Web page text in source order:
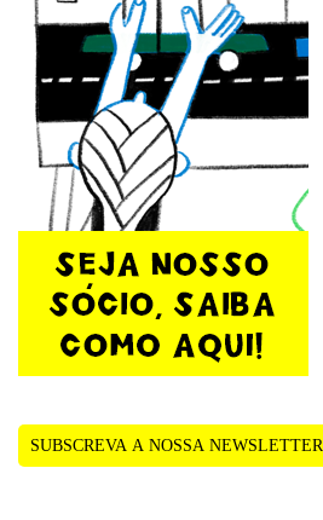
SUBSCREVA A NOSSA NEWSLETTER